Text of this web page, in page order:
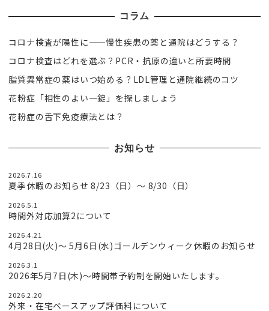
コラム
コロナ検査が陽性に——慢性疾患の薬と通院はどうする？
コロナ検査はどれを選ぶ？PCR・抗原の違いと所要時間
脂質異常症の薬はいつ始める？LDL管理と通院継続のコツ
花粉症「相性のよい一錠」を探しましょう
花粉症の舌下免疫療法とは？
お知らせ
2026.7.16
夏季休暇のお知らせ 8/23（日）〜 8/30（日）
2026.5.1
時間外対応加算2について
2026.4.21
4月28日(火)〜 5月6日(水)ゴールデンウィーク休暇のお知らせ
2026.3.1
2026年5月7日(木)～時間帯予約制を開始いたします。
2026.2.20
外来・在宅ベースアップ評価料について